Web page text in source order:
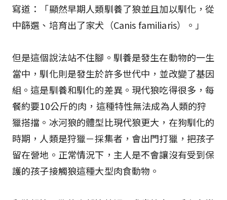
寫道：「顯然早期人類馴養了狼並且加以馴化，從
中篩選、培育出了家犬（Canis familiaris）。」
但是這個說法站不住腳。馴養是發生在動物的一生
當中，馴化則是發生於許多世代中，並改變了基因
組。這是馴養和馴化的差異。現代狼吃得很多，每
餐約要10公斤的肉，這種特性無法成為人類的狩
獵搭擋。冰河狼的體型比現代狼更大，在狗馴化的
時期，人類是狩獵－採集者，會出門打獵，把孩子
留在營地。正常情況下，主人是不會讓沒有受到保
護的孩子接觸狼這種大型肉食動物。